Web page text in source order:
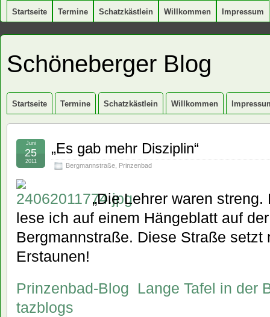
Startseite Termine Schatzkästlein Willkommen Impressum
Schöneberger Blog
Startseite Termine Schatzkästlein Willkommen
„Es gab mehr Disziplin“
Bergmannstraße Prinzenbad
Juni
25
2011
„Die Lehrer waren
lese ich auf einem Hängeblatt auf
Bergmannstraße. Diese Straße
Erstaunen!
Prinzenbad-Blog  Lange Tafel in der
tazblogs